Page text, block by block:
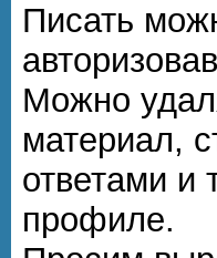
Писать
Можно
материал,
ответами и
профиле.